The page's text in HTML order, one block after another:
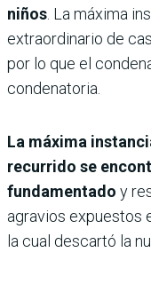
niños. La máxima
extraordinario de
por lo que el
condenatoria.
La máxima
recurrido se
fundamentado y
agravios expuestos
la cual descartó la